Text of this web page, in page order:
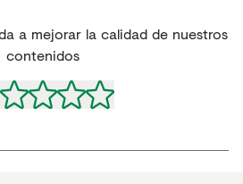
a mejorar la calidad de nuestros
contenidos